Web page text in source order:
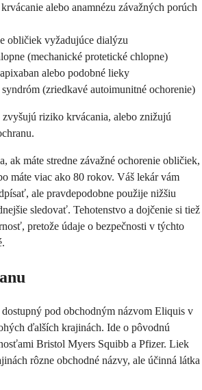
alebo anamnézu závažných porúch
obličiek vyžadujúce dialýzu
(mechanické protetické chlopne)
alebo podobné lieky
(zriedkavé autoimunitné ochorenie)
riziko krvácania, alebo znižujú
ak máte stredne závažné ochorenie obličiek,
máte viac ako 80 rokov. Váš lekár vám
ale pravdepodobne použije nižšiu
sledovať. Tehotenstvo a dojčenie si tiež
pretože údaje o bezpečnosti v týchto
pod obchodným názvom Eliquis v
ďalších krajinách. Ide o pôvodnú
Bristol Myers Squibb a Pfizer. Liek
rôzne obchodné názvy, ale účinná látka